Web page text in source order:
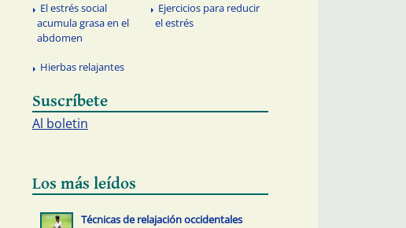
El estrés social
acumula grasa en el
abdomen
Ejercicios para reducir
el estrés
Hierbas relajantes
Suscríbete
Al boletin
Los más leídos
Técnicas de relajación occidentales